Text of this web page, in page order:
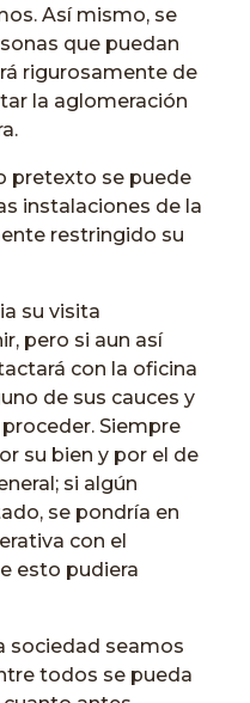
Así mismo, se
que puedan
rigurosamente de
la aglomeración
pretexto se puede
instalaciones de la
restringido su
su visita
pero si aun así
con la oficina
de sus cauces y
Siempre
su bien y por el de
si algún
se pondría en
con el
esto pudiera
sociedad seamos
todos se pueda